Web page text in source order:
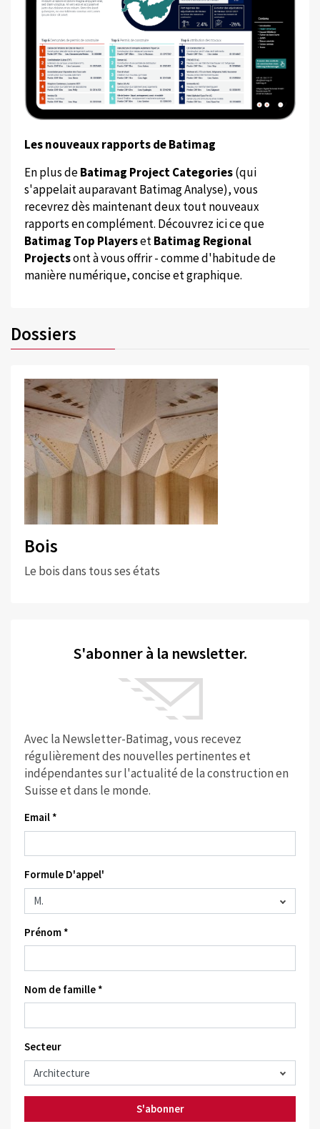
Les nouveaux rapports de Batimag
En plus deBatimag Project Categories(qui
s'appelait auparavant Batimag Analyse), vous
recevrez dès maintenant deux tout nouveaux
rapports en complément. Découvrez ici ce que
Batimag Top PlayersetBatimag Regional
Projectsont à vous offrir - comme d'habitude de
manière numérique, concise et graphique.
Dossiers
Bois
Le bois dans tous ses états
S'abonner à la newsletter.
Avec la Newsletter-Batimag, vous recevez
régulièrement des nouvelles pertinentes et
indépendantes sur l'actualité de la construction en
Suisse et dans le monde.
Email *
Formule D'appel'
Prénom *
Nom de famille *
Secteur
S'abonner